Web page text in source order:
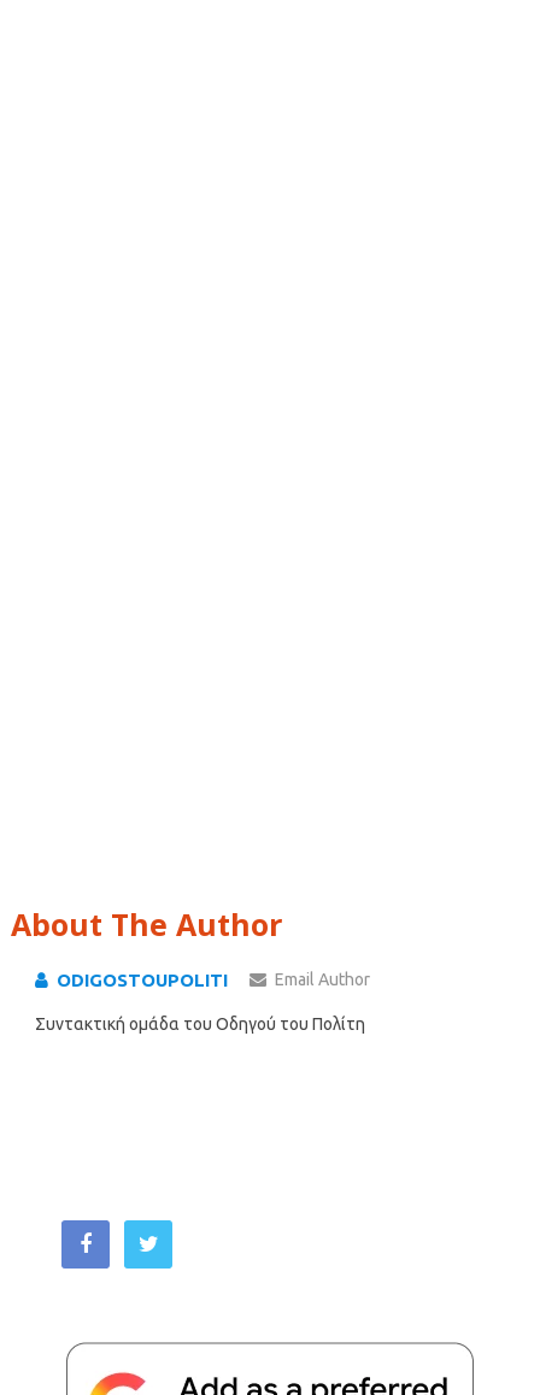
About The Author
ODIGOSTOUPOLITI Email Author
Συντακτική ομάδα του Οδηγού του Πολίτη